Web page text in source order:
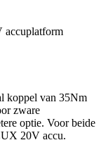
accuplatform
koppel van 35Nm
zware
optie. Voor beide
20V accu.